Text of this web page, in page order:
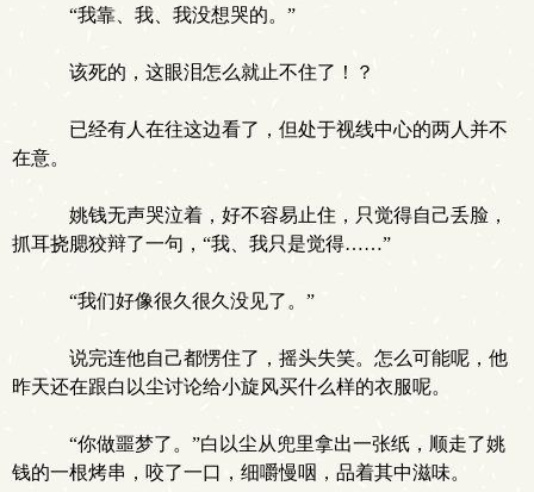
“我靠、我、我没想哭的。”
该死的，这眼泪怎么就止不住了！？
已经有人在往这边看了，但处于视线中心的两人并不
在意。
姚钱无声哭泣着，好不容易止住，只觉得自己丢脸，
抓耳挠腮狡辩了一句，“我、我只是觉得……”
“我们好像很久很久没见了。”
说完连他自己都愣住了，摇头失笑。怎么可能呢，他
昨天还在跟白以尘讨论给小旋风买什么样的衣服呢。
“你做噩梦了。”白以尘从兜里拿出一张纸，顺走了姚
钱的一根烤串，咬了一口，细嚼慢咽，品着其中滋味。